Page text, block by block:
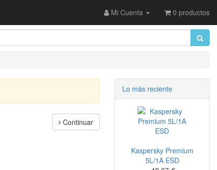
Mi Cuenta 0 productos
Continuar
Lo más reciente
Kaspersky Premium
5L/1A ESD